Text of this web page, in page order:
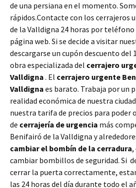
de una persiana en el momento.
rápidos.Contacte con los cerrajeros
de la Valldigna 24 horas por teléfono
página web. Si se decide a visitar
descargarse un cupón descuento del
obra especializada del cerrajero
Valldigna . El cerrajero urgente
Valldigna es barato. Trabaja por un
realidad económica de nuestra
nuestra tarifa de precios para poder
de cerrajería de urgencia más
Benifairó de la Valldigna y
cambiar el bombín de la cerradura,
cambiar bombillos de seguridad. Si
cerrar la puerta correctamente,
las 24 horas del día durante todo el